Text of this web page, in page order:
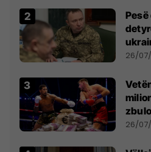
26/
e
26/